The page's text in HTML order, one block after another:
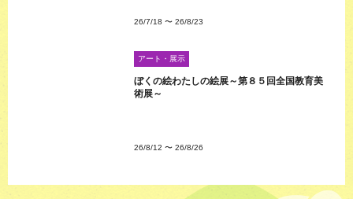
26/7/18 〜 26/8/23
アート・展示
ぼくの絵わたしの絵展～第８５回全国教育美
術展～
26/8/12 〜 26/8/26